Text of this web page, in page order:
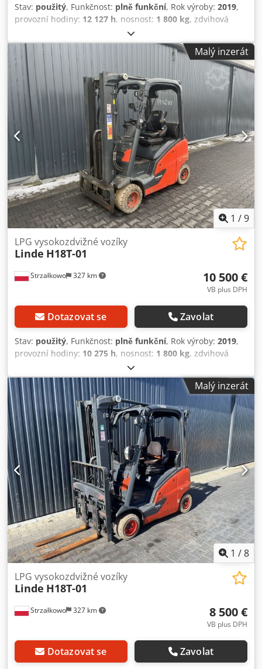
Stav: použitý, Funkčnost: plně funkční, Rok výroby: 2019,
provozní hodiny: 12 127 h, nosnost: 1 800 kg, zdvihová
, volný zdvih:1 519 mm
typ stožáru:triplex, stavební výška:2 121 mm, typ pohonu:
Treibgas
, Plynový vysokozdvižný vozík ISO třída: ISO třída 2
= 1 000 - 2 500 kg Dedpfx Aex N Ac Tsateck Typ stožáru:
Triplex Stav: Připraven k provozu a plně funkční Technický
stav: dobrý 3. ventil, 4. ventil,
Malý inzerát
1 /9
Strzałkowo 327 km
LPG vysokozdvižné vozíky
Linde H18T-01
10 500 €
VB plus DPH
Dotazovat se Zavolat
Stav: použitý, Funkčnost: plně funkční, Rok výroby: 2019,
provozní hodiny: 10 275 h, nosnost: 1 800 kg, zdvihová
, volný zdvih:1 519 mm
typ stožáru:triplex, stavební výška:2 121 mm, typ pohonu:
Treibgas, Plynový vysokozdvižný vozík ISO třída: ISO třída 2
= 1 000 - 2 500 kg Typ stožáru: Triplex Stav: Připraven k
provozu a plně funkční Technický stav: dobrý Dcodpfsyiwb
Aex Aatjk 3. ventil, 4. ventil,
Malý inzerát
1 /8
Strzałkowo 327 km
LPG vysokozdvižné vozíky
Linde H18T-01
8 500 €
VB plus DPH
Dotazovat se Zavolat